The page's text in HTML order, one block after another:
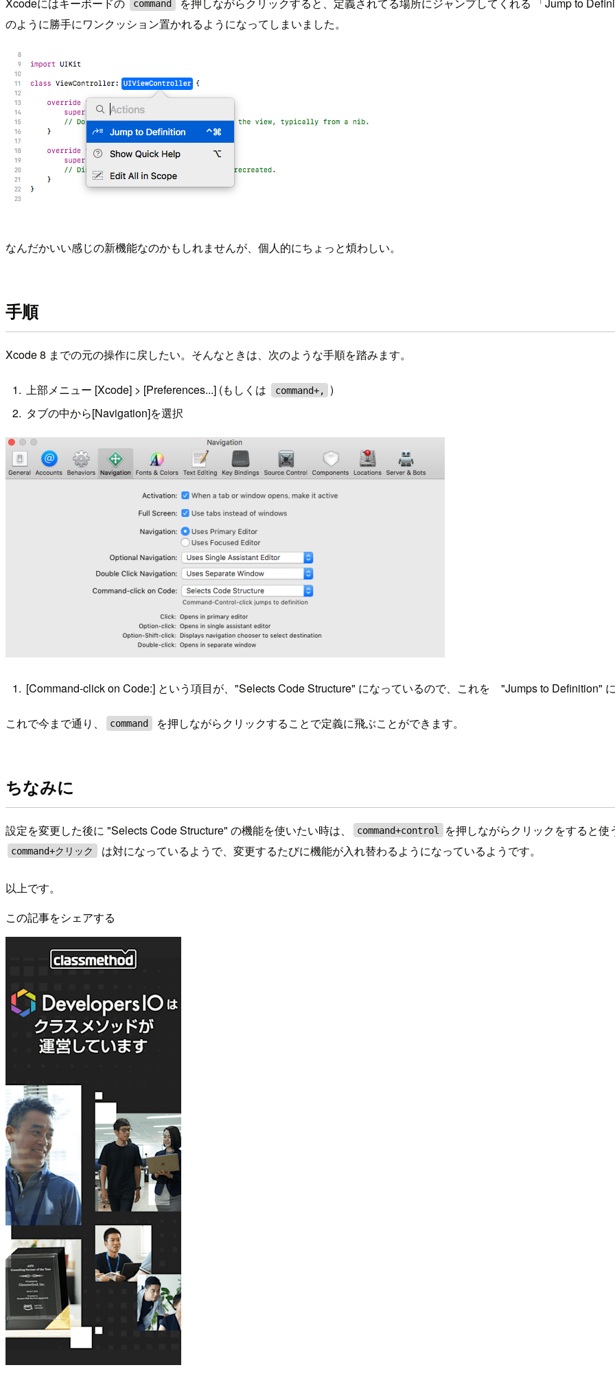
command
のように勝手にワンクッション置かれるようになってしまいました。
なんだかいい感じの新機能なのかもしれませんが、個人的にちょっと煩わしい。
手順
Xcode 8 までの元の操作に戻したい。そんなときは、次のような手順を踏みます。
上部メニュー [Xcode] > [Preferences...] (もしくは command+,
)
タブの中から[Navigation]を選択
[Command-click on Code:] という項目が、"Selects Code Structure" になっているので、これを "Jumps to Definition" に
これで今まで通り、 command を押しながらクリックすることで定義に飛ぶことができます。
ちなみに
設定を変更した後に "Selects Code Structure" の機能を使いたい時は、 command+control を押しながらクリックをすると使
command+クリック は対になっているようで、変更するたびに機能が入れ替わるようになっているようです。
以上です。
この記事をシェアする